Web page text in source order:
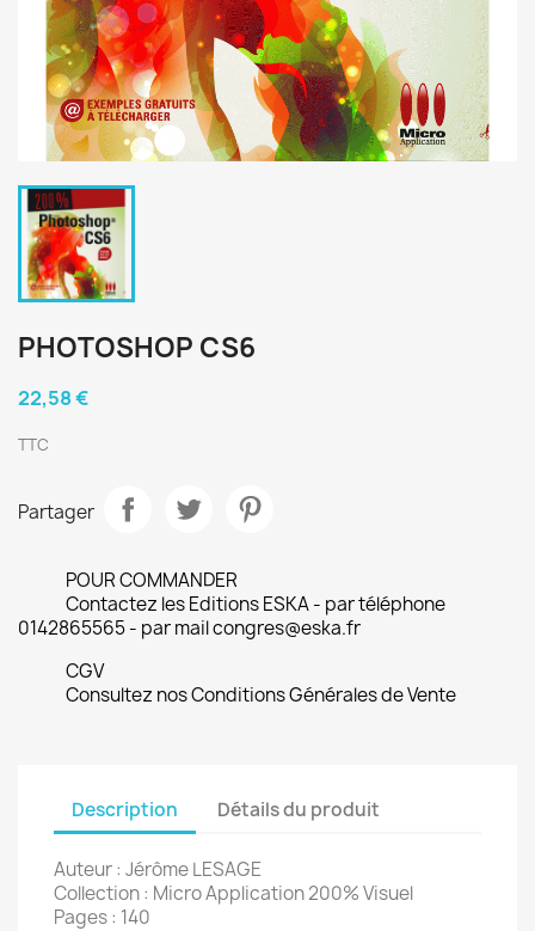
PHOTOSHOP CS6
22,58 €
TTC
Partager
POUR COMMANDER
Contactez les Editions ESKA - par téléphone
0142865565 - par mail congres@eska.fr
CGV
Consultez nos Conditions Générales de Vente
Description Détails du produit
Auteur : Jérôme LESAGE
Collection : Micro Application 200% Visuel
Pages : 140